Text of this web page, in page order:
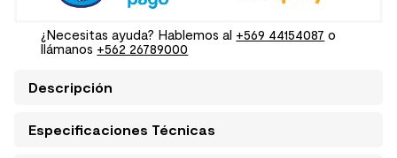
¿Necesitas ayuda? Hablemos al +569 44154087 o
llámanos +562 26789000
Descripción
Especificaciones Técnicas